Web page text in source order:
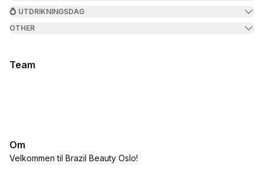
💍 UTDRIKNINGSDAG
OTHER
Team
Om
Velkommen til Brazil Beauty Oslo!